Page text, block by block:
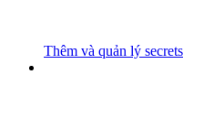
Thêm và quản lý secrets